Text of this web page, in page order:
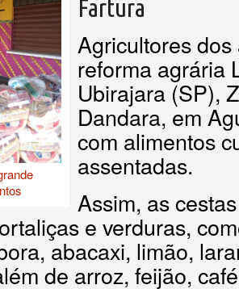
Fartura
Agricultores
reforma agrária
Ubirajara (SP),
Dandara, em
com alimentos
assentadas.
Assim, as
e verduras,
abacaxi, limão,
de arroz, feijão,